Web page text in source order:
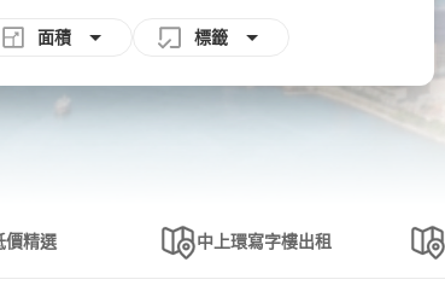
面積 標籤
價精選 中上環寫字樓出租